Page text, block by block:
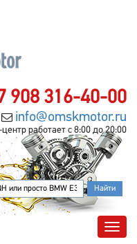
908 316-40-00
info@omskmotor.ru
работает с 8:00 до 20:00